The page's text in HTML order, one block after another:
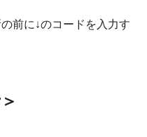
前に↓のコードを入力す